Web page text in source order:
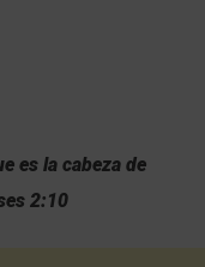
es la cabeza de
2:10